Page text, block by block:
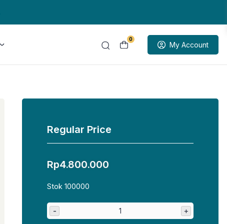
0
My Account
Regular Price
Rp4.800.000
Stok 100000
- +